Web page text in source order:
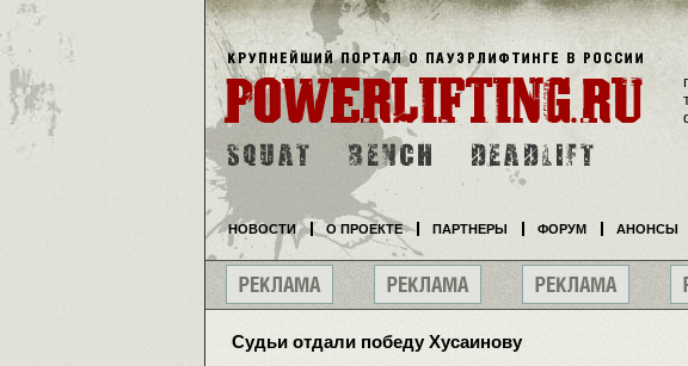
Судьи отдали победу Хусаинову
НОВОСТИ О ПРОЕКТЕ ПАРТНЕРЫ ФОРУМ АНОНСЫ